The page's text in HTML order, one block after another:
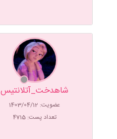
شاهدخت_آتلانتیس
عضویت: 1403/04/12
تعداد پست: 4715